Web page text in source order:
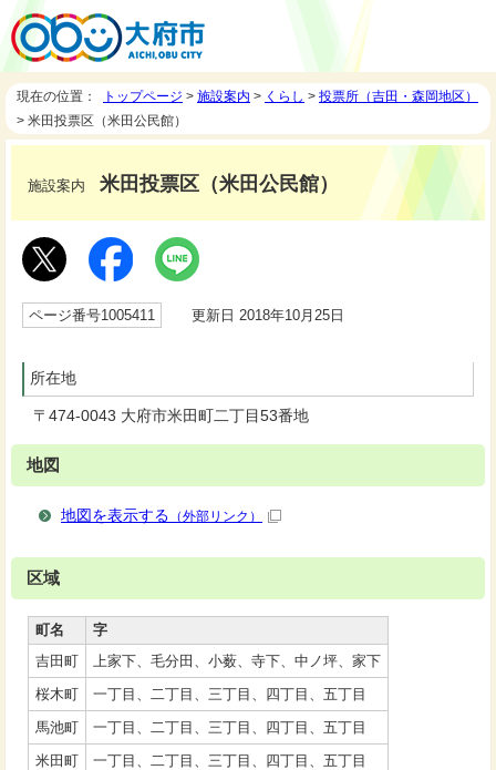
現在の位置： トップページ > 施設案内 > くらし > 投票所（吉田・森岡地区）
> 米田投票区（米田公民館）
施設案内 米田投票区（米田公民館）
ページ番号1005411 更新日 2018年10月25日
所在地
〒474-0043 大府市米田町二丁目53番地
地図
地図を表示する （外部リンク）
区域
町名
字
吉田町
上家下、毛分田、小薮、寺下、中ノ坪、家下
桜木町
一丁目、二丁目、三丁目、四丁目、五丁目
馬池町
一丁目、二丁目、三丁目、四丁目、五丁目
米田町
一丁目、二丁目、三丁目、四丁目、五丁目